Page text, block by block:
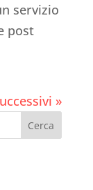
servizio
post
»